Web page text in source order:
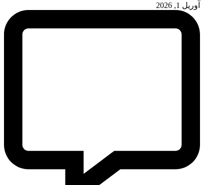
آوریل 1, 2026